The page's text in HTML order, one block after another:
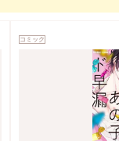
コミック